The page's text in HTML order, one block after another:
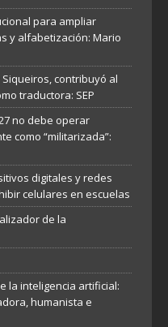
para ampliar
y alfabetización: Mario
Siqueiros, contribuyó al
traductora: SEP
no debe operar
como “militarizada”:
digitales y redes
celulares en escuelas
de la
la inteligencia artificial:
humanista e